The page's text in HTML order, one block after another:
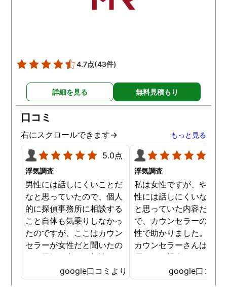
す。また分からない事があ
がとうございました！！
4.7点(43件)
詳細を見る 無料見積もり
口コミ
右にスクロールできます→ もっと見る
5.0点
浮気調査
男性には話しにくいことだ
なと思っていたので、個人
的に探偵事務所に相談する
こと自体も気乗りしなかっ
たのですが、ここはカウン
セラーが女性だと聞いたの
で、勇気を出して相談して
みることにしました。感極
まって泣いてしまったり、
google口コミより
浮気調査
私は女性ですが、やはり
性には話しにくいな。。
と思っていた内容だった
で、カウンセラーの方が
性で助かりました。MR
カウンセラーさんはすご
優しくて親身になって話
聞いてくれるので思わず
を流して話してしまいま
google口コミ